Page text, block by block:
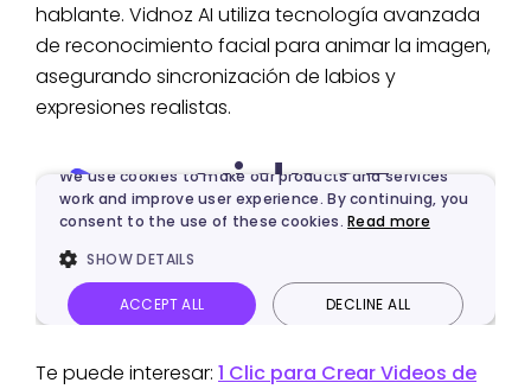
hablante. Vidnoz AI utiliza tecnología avanzada
de reconocimiento facial para animar la imagen,
asegurando sincronización de labios y
expresiones realistas.
Te puede interesar: 1 Clic para Crear Videos de